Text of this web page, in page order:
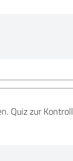
Quiz zur